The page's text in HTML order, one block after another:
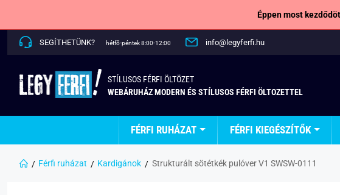
Éppen most
SEGÍTHETÜNK? hétfő-péntek 8:00-12:00 info@legyferfi.hu
STÍLUSOS FÉRFI ÖLTÖZET
WEBÁRUHÁZ MODERN ÉS STÍLUSOS FÉRFI ÖLTOZETTEL
FÉRFI RUHÁZAT FÉRFI KIEGÉSZÍTŐK
Férfi ruházat Kardigánok Strukturált sötétkék pulóver V1 SWSW-0111